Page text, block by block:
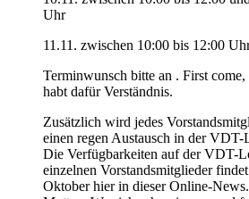
Uhr
11.11. zwischen 10:00 bis 12:00
Terminwunsch bitte an . First
habt dafür Verständnis.
Zusätzlich wird jedes
einen regen Austausch in der VDT-
Die Verfügbarkeiten auf der VDT-
einzelnen Vorstandsmitglieder
Oktober hier in dieser Online-